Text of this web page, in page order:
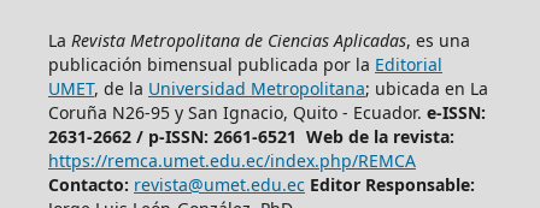
La Revista Metropolitana de Ciencias Aplicadas, es una
publicación bimensual publicada por la Editorial
UMET, de la Universidad Metropolitana; ubicada en La
Coruña N26-95 y San Ignacio, Quito - Ecuador. e-ISSN:
2631-2662 / p-ISSN: 2661-6521 Web de la revista:
https://remca.umet.edu.ec/index.php/REMCA
Contacto: revista@umet.edu.ec Editor Responsable: